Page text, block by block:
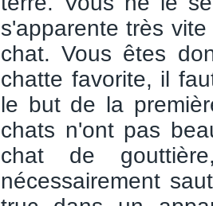
s'apparente très
chat. Vous êtes
chatte favorite, il
le but de la
chats n'ont pas
chat de
nécessairement